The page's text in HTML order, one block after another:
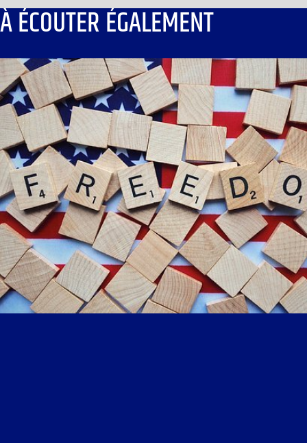
À ÉCOUTER ÉGALEMENT